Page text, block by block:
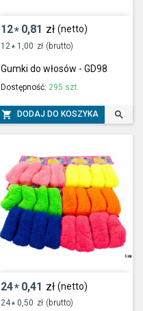
12* 0,81 zł (netto)
12* 1,00 zł (brutto)
Gumki do włosów - GD98
Dostępność: 295 szt.
 DODAJ DO KOSZYKA 
24* 0,41 zł (netto)
24* 0,50 zł (brutto)